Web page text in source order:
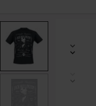
www.large.be/fr/p/jack-
596253.html